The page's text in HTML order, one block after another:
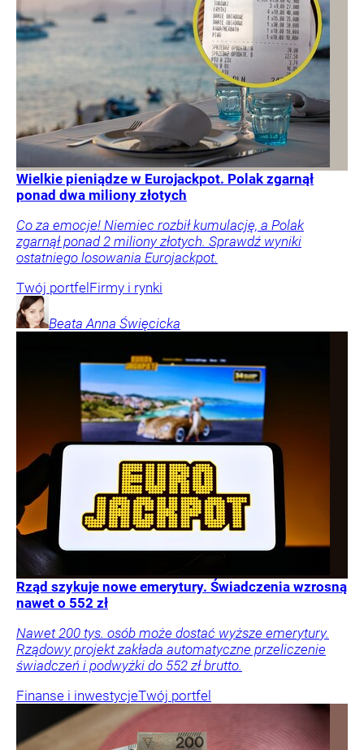
Wielkie pieniądze w Eurojackpot. Polak zgarnął
ponad dwa miliony złotych
Co za emocje! Niemiec rozbił kumulację, a Polak
zgarnął ponad 2 miliony złotych. Sprawdź wyniki
ostatniego losowania Eurojackpot.
Twój portfel Firmy i rynki
Beata Anna Święcicka
Rząd szykuje nowe emerytury. Świadczenia wzrosną
nawet o 552 zł
Nawet 200 tys. osób może dostać wyższe emerytury.
Rządowy projekt zakłada automatyczne przeliczenie
świadczeń i podwyżki do 552 zł brutto.
Finanse i inwestycjeTwój portfel